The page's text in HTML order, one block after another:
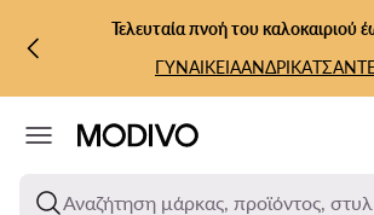
ΜΕΤΆΒΑΣΗ ΣΤΟ ΚΎΡΙΟ ΠΕΡΙΕΧΌΜΕΝΟ
ΜΕΤΆΒΑΣΗ ΣΤΗΝ ΑΝΑΖΉΤΗΣΗ
Τελευταία πνοή του καλοκαιριού
ΓΥΝΑΙΚΕΙΑΑΝΔΡΙΚΑ
Αναζήτηση μάρκας, προϊόντος, στυλ